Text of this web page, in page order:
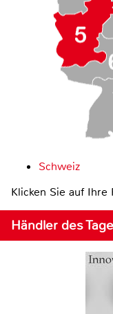
Schweiz
Klicken Sie auf Ihre
Händler des